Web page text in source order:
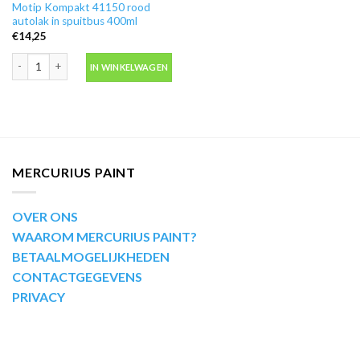
Motip Kompakt 41150 rood
autolak in spuitbus 400ml
€14,25
IN WINKELWAGEN
MERCURIUS PAINT
OVER ONS
WAAROM MERCURIUS PAINT?
BETAALMOGELIJKHEDEN
CONTACTGEGEVENS
PRIVACY